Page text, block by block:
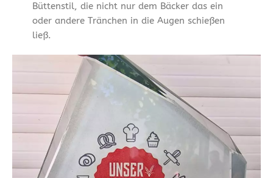
Büttenstil, die nicht nur dem Bäcker das ein
oder andere Tränchen in die Augen schießen
ließ.